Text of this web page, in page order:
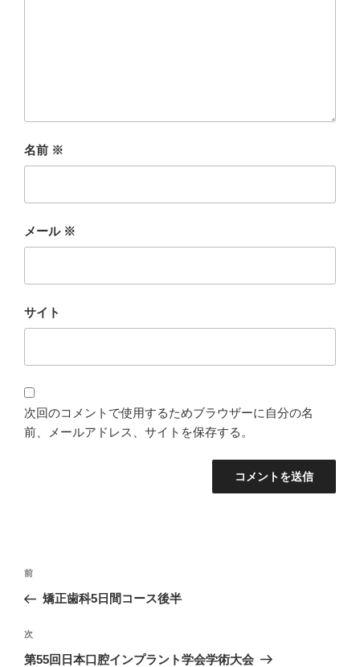
名前 ※
メール ※
サイト
次回のコメントで使用するためブラウザーに自分の名
前、メールアドレス、サイトを保存する。
投
ナ
ビ
ゲ
過
去
投
稿
前
矯正歯科5日間コース後半
次
の
次
第55回日本口腔インプラント学会学術大会